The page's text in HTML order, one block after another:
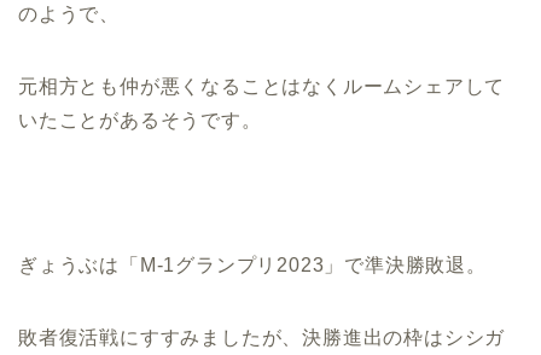
のようで、
元相方とも仲が悪くなることはなくルームシェアして
いたことがあるそうです。
ぎょうぶは「M-1グランプリ2023」で準決勝敗退。
敗者復活戦にすすみましたが、決勝進出の枠はシシガ